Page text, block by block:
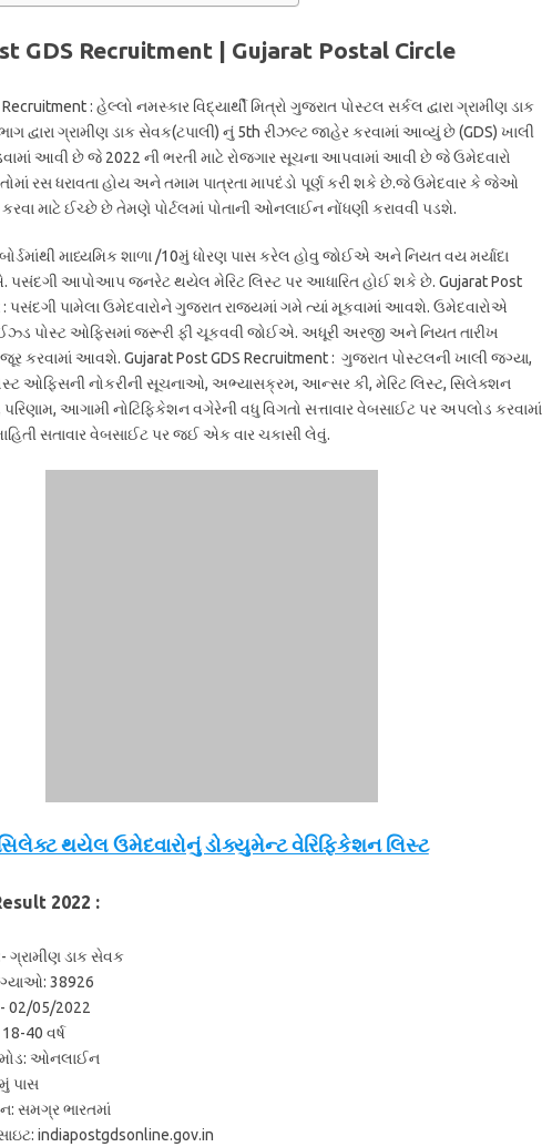
GDS Recruitment | Gujarat Postal Circle
: હેલ્લો નમસ્કાર વિદ્યાર્થી મિત્રો ગુજરાત પોસ્ટલ સર્કલ દ્વારા ગ્રામીણ ડાક
દ્વારા ગ્રામીણ ડાક સેવક(ટપાલી) નું 5th રીઝલ્ટ જાહેર કરવામાં આવ્યું છે (GDS) ખાલી
આવી છે જે 2022 ની ભરતી માટે રોજગાર સૂચના આપવામાં આવી છે જે ઉમેદવારો
રસ ધરાવતા હોય અને તમામ પાત્રતા માપદંડો પૂર્ણ કરી શકે છે.જે ઉમેદવાર કે જેઓ
માટે ઈચ્છે છે તેમણે પોર્ટલમાં પોતાની ઓનલાઈન નોંધણી કરાવવી પડશે.
માધ્યમિક શાળા /10મું ધોરણ પાસ કરેલ હોવુ જોઈએ અને નિયત વય મર્યાદા
પસંદગી આપોઆપ જનરેટ થયેલ મેરિટ લિસ્ટ પર આધારિત હોઈ શકે છે. Gujarat Post
: પસંદગી પામેલા ઉમેદવારોને ગુજરાત રાજ્યમાં ગમે ત્યાં મૂકવામાં આવશે. ઉમેદવારોએ
પોસ્ટ ઓફિસમાં જરૂરી ફી ચૂકવવી જોઈએ. અધૂરી અરજી અને નિયત તારીખ
કરવામાં આવશે. Gujarat Post GDS Recruitment : ગુજરાત પોસ્ટલની ખાલી જગ્યા,
ઓફિસની નોકરીની સૂચનાઓ, અભ્યાસક્રમ, આન્સર કી, મેરિટ લિસ્ટ, સિલેક્શન
પરિણામ, આગામી નોટિફિકેશન વગેરેની વધુ વિગતો સત્તાવાર વેબસાઈટ પર અપલોડ કરવામાં
સતાવાર વેબસાઈટ પર જઈ એક વાર ચકાસી લેવું.
થયેલ ઉમેદવારોનું ડોક્યુમેન્ટ વેરિફિકેશન લિસ્ટ
2022 :
ગ્રામીણ ડાક સેવક
38926
02/05/2022
40 વર્ષ
ઓનલાઈન
પાસ
સમગ્ર ભારતમાં
indiapostgdsonline.gov.in